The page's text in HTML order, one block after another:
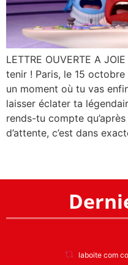
LETTRE OUVERTE A
tenir ! Paris, le 15 octobre
un moment où tu vas
laisser éclater ta
rends-tu compte
d’attente, c’est dans
laboite com